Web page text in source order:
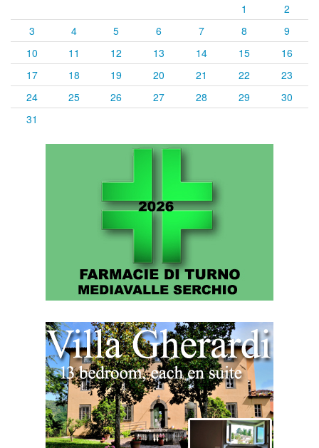
1
2
3
4 5 6 7 8
9
10
11 12 13 14 15
16
17
18 19 20 21 22
23
24
25 26 27 28 29
30
31